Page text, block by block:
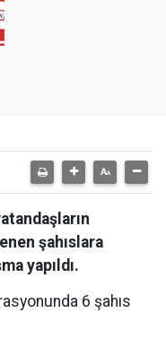
şahıslara
yapıldı.
6 şahıs